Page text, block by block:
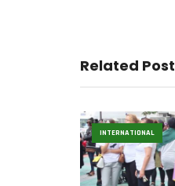
Related
INTERNATIONAL